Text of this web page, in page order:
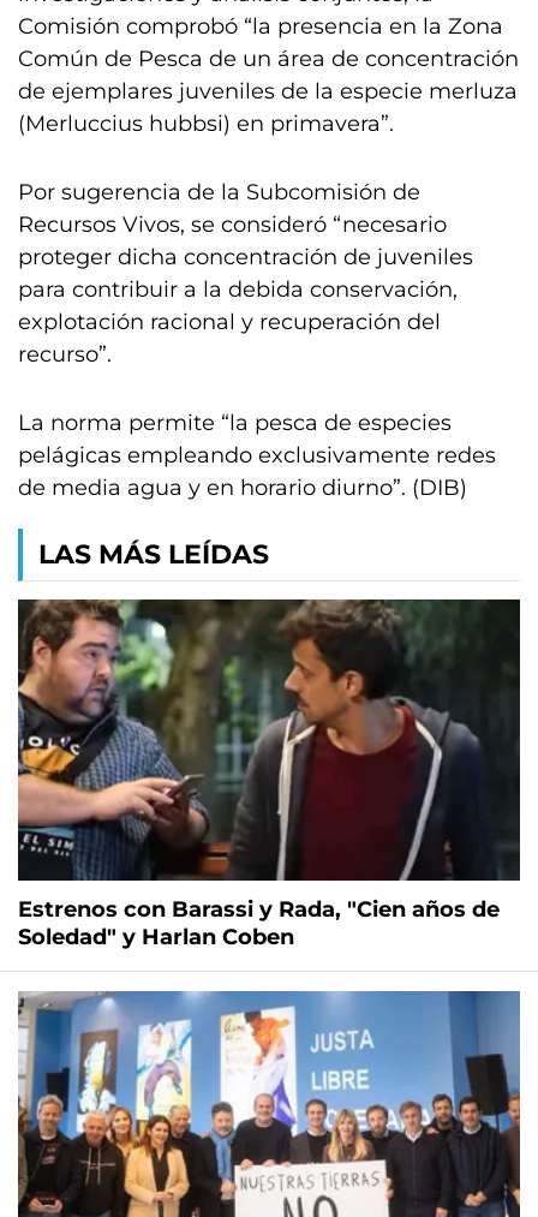
Comisión comprobó “la presencia en la Zona
Común de Pesca de un área de concentración
de ejemplares juveniles de la especie merluza
(Merluccius hubbsi) en primavera”.
Por sugerencia de la Subcomisión de
Recursos Vivos, se consideró “necesario
proteger dicha concentración de juveniles
para contribuir a la debida conservación,
explotación racional y recuperación del
recurso”.
La norma permite “la pesca de especies
pelágicas empleando exclusivamente redes
de media agua y en horario diurno”. (DIB)
LAS MÁS LEÍDAS
Estrenos con Barassi y Rada, "Cien años de
Soledad" y Harlan Coben